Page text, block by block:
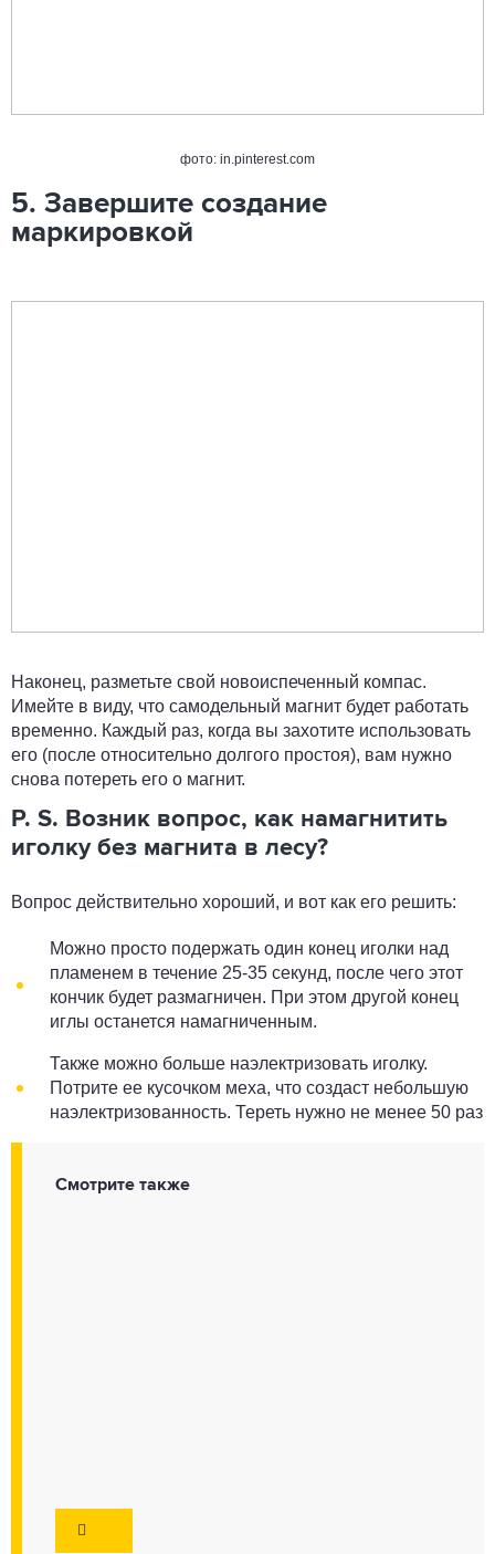
фото: in.pinterest.com
5. Завершите создание
маркировкой
Наконец, разметьте свой новоиспеченный компас.
Имейте в виду, что самодельный магнит будет работать
временно. Каждый раз, когда вы захотите использовать
его (после относительно долгого простоя), вам нужно
снова потереть его о магнит.
P. S. Возник вопрос, как намагнитить
иголку без магнита в лесу?
Вопрос действительно хороший, и вот как его решить:
Можно просто подержать один конец иголки над
пламенем в течение 25-35 секунд, после чего этот
кончик будет размагничен. При этом другой конец
иглы останется намагниченным.
Также можно больше наэлектризовать иголку.
Потрите ее кусочком меха, что создаст небольшую
наэлектризованность. Тереть нужно не менее 50 раз.
Смотрите также